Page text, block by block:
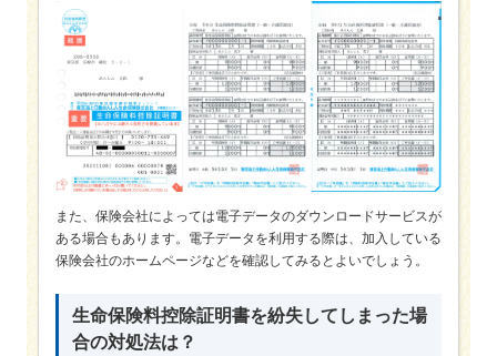
また、保険会社によっては電子データのダウンロードサービスが
ある場合もあります。電子データを利用する際は、加入している
保険会社のホームページなどを確認してみるとよいでしょう。
生命保険料控除証明書を紛失してしまった場
合の対処法は？